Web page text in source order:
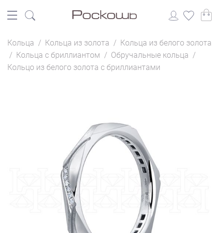
Кольца / Кольца из золота / Кольца из белого золота
/ Кольца с бриллиантом / Обручальные кольца /
Кольцо из белого золота с бриллиантами